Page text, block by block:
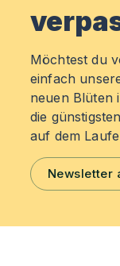
Möchtest du
einfach
neuen Blüten
die
auf dem
Newsletter